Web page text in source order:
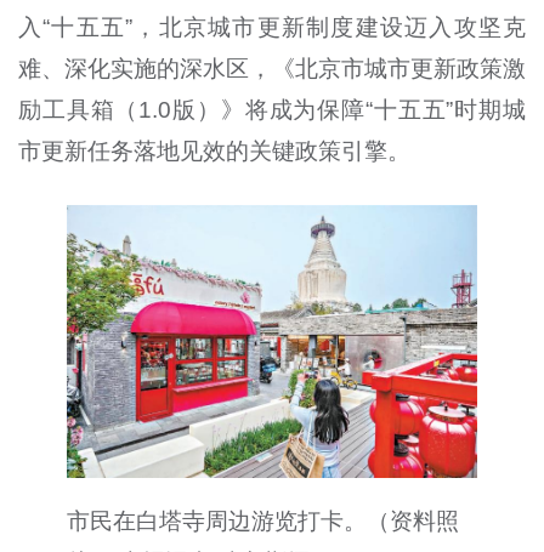
入“十五五”，北京城市更新制度建设迈入攻坚克
难、深化实施的深水区，《北京市城市更新政策激
励工具箱（1.0版）》将成为保障“十五五”时期城
市更新任务落地见效的关键政策引擎。
市民在白塔寺周边游览打卡。（资料照